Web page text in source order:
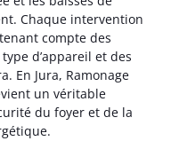
Chaque intervention
compte des
d’appareil et des
En Jura, Ramonage
un véritable
du foyer et de la